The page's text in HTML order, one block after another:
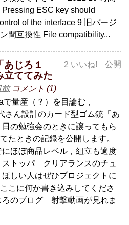
ESC key should
of the interface 9 旧バージ
間互換性 File compatibility...
公開
2 いいね!
あじろ１
立ててみた
前 コメント (1)
量産（？）を目論む，
さん設計のカード型ゴム銃「あ
の勉強会のときに譲ってもら
たときの記録を公開します。
ほぼ商品レベル，組立も適度
ストッパ クリアランスのチュ
しい人はぜひプロジェクトに
こに何か書き込みしてくださ
ろのブログ 射撃動画が見れま